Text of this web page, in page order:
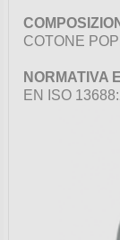
COTONE
NORMATIVA
EN ISO